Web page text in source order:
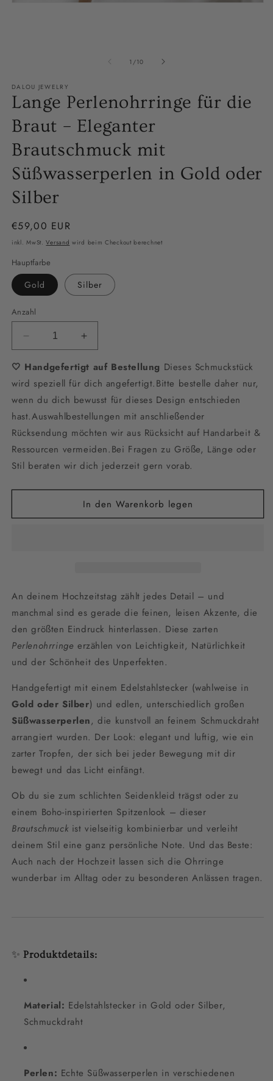
1 /von
10
DALOU JEWELRY
Lange Perlenohrringe für die
Braut – Eleganter
Brautschmuck mit
Süßwasserperlen in Gold oder
Silber
Normaler
Preis
€59,00 EUR
inkl. MwSt.Versand wird beim Checkout berechnet
Hauptfarbe
Gold Silber
Anzahl
Verringere
die
Menge
für
Lange
Perlenohrringe
für
die
–
Eleganter
Süßwasserperlen
in
Erhöhe
die
Menge
für
Perlenohrringe
für
die
Braut
–
Eleganter
Süßwasserperlen
in
🤍 Handgefertigt auf Bestellung Dieses Schmuckstück
wird speziell für dich angefertigt.Bitte bestelle daher nur,
wenn du dich bewusst für dieses Design entschieden
hast.Auswahlbestellungen mit anschließender
Rücksendung möchten wir aus Rücksicht auf Handarbeit &
Ressourcen vermeiden.Bei Fragen zu Größe, Länge oder
Stil beraten wir dich jederzeit gern vorab.
In den Warenkorb legen
An deinem Hochzeitstag zählt jedes Detail – und
manchmal sind es gerade die feinen, leisen Akzente, die
den größten Eindruck hinterlassen. Diese zarten
Perlenohrringe erzählen von Leichtigkeit, Natürlichkeit
und der Schönheit des Unperfekten.
Handgefertigt mit einem Edelstahlstecker (wahlweise in
Gold oder Silber) und edlen, unterschiedlich großen
Süßwasserperlen, die kunstvoll an feinem Schmuckdraht
arrangiert wurden. Der Look: elegant und luftig, wie ein
zarter Tropfen, der sich bei jeder Bewegung mit dir
bewegt und das Licht einfängt.
Ob du sie zum schlichten Seidenkleid trägst oder zu
einem Boho-inspirierten Spitzenlook – dieser
Brautschmuckist vielseitig kombinierbar und verleiht
deinem Stil eine ganz persönliche Note. Und das Beste:
Auch nach der Hochzeit lassen sich die Ohrringe
wunderbar im Alltag oder zu besonderen Anlässen tragen.
✨Produktdetails:
Material: Edelstahlstecker in Gold oder Silber,
Schmuckdraht
Perlen: Echte Süßwasserperlen in verschiedenen